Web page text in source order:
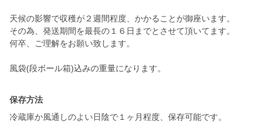
天候の影響で収穫が２週間程度、かかることが御座います。
その為、発送期間を最長の１６日までとさせて頂いてます。
何卒、ご理解をお願い致します。
風袋(段ボール箱)込みの重量になります。
保存方法
冷蔵庫か風通しのよい日陰で１ヶ月程度、保存可能です。